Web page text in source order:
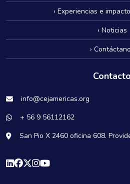
› Experiencias e
› Noticias
›
Contacto
info@cejamericas.org
+ 56 9 56112162
San Pio X 2460 oficina 608.